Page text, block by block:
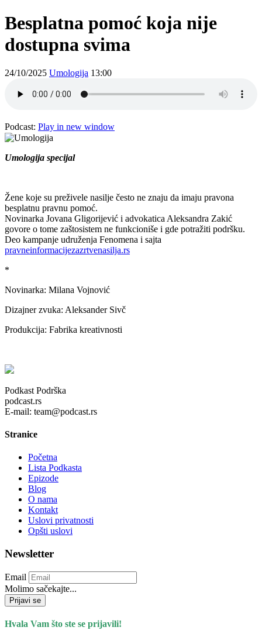
Besplatna pomoć koja nije
dostupna svima
24/10/2025 Umologija 13:00
Podcast: Play in new window
Umologija specijal
Žene koje su preživele nasilje često ne znaju da imaju pravona
besplatnu pravnu pomoć.
Novinarka Jovana Gligorijević i advokatica Aleksandra Zakić
govore o tome zaštosistem ne funkcioniše i gde potražiti podršku.
Deo kampanje udruženja Fenomena i sajta
pravneinformacijezazrtvenasilja.rs
*
Novinarka: Milana Vojnović
Dizajner zvuka: Aleksander Sivč
Produkcija: Fabrika kreativnosti
Podkast Podrška
podcast.rs
E-mail: team@podcast.rs
Stranice
Početna
Lista Podkasta
Epizode
Blog
O nama
Kontakt
Uslovi privatnosti
Opšti uslovi
Newsletter
Email
Molimo sačekajte...
Prijavi se
Hvala Vam što ste se prijavili!